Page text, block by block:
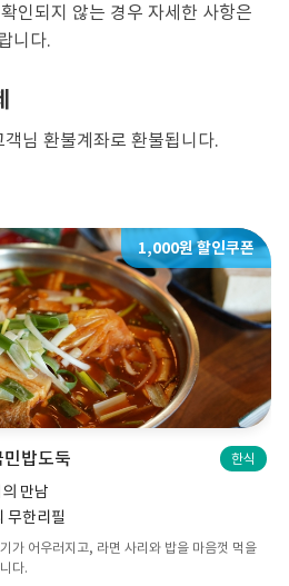
인되지 않는 경우 자세한 사항은
니다.
님 환불계좌로 환불됩니다.
1,000원 할인쿠폰
밥도둑 한식
만남
무한리필
가 어우러지고, 라면 사리와 밥을 마음껏 먹을
다.